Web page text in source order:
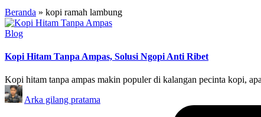
Beranda » kopi ramah lambung
Posted
Blog
Kopi Hitam Tanpa Ampas, Solusi Ngopi Anti Ribet
Kopi hitam tanpa ampas makin populer di kalangan pecinta kopi,
Posted
by
Arka gilang pratama